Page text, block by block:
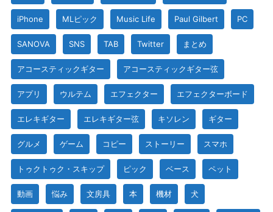
iPhone MLピック Music Life Paul Gilbert PC
SANOVA SNS TAB Twitter まとめ
アコースティックギター アコースティックギター弦
アプリ ウルテム エフェクター エフェクターボード
エレキギター エレキギター弦 キソレン ギター
グルメ ゲーム コピー ストーリー スマホ
トゥクトゥク・スキップ ピック ベース ペット
動画 悩み 文房具 本 機材 犬